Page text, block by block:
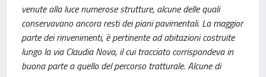
venute alla luce numerose strutture, alcune delle quali
conservavano ancora resti dei piani pavimentali. La maggior
parte dei rinvenimenti, è pertinente ad abitazioni costruite
lungo la via Claudia Nova, il cui tracciato corrispondeva in
buona parte a quello del percorso tratturale. Alcune di